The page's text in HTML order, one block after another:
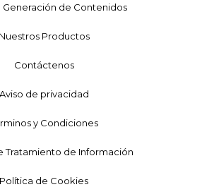
Generación de Contenidos
Nuestros Productos
Contáctenos
Aviso de privacidad
y Condiciones
Tratamiento de Información
Política de Cookies